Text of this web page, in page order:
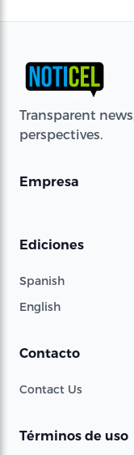
Transparent
perspectives.
Empresa
Ediciones
Spanish
English
Contacto
Contact Us
Términos de uso